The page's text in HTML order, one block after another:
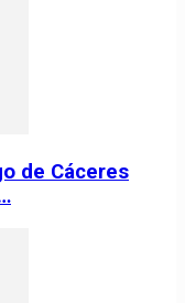
de Cáceres